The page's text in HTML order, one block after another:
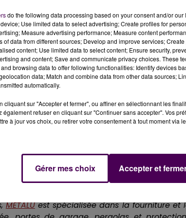
LEGO, une superbe pièce de collection.
les matchs.
.
et il n'y a pas de perdant ! Chaque participant
avec sonballon officiel Sweet FM. Un
jardin et fédérer toute votre communauté de
moments en famille... alors pourquoi hésiter ?
votre chance et vivez, peut-être, un
METALUest spécialisée dans la fourniture et
do the following data processing based on your consent and/or
Use limited data to select advertising; Create profiles for
Measure advertising performance; Measure content
of data from different sources; Develop and improve services;
content; Use limited data to select content; Ensure security,
and content; Save and communicate privacy choices. These
browsing data to offer following functionalities: Identify devices
data; Match and combine data from other data sources;
automatically.
cliquant sur "Accepter et fermer", ou affiner en sélectionnant les
également refuser en cliquant sur "Continuer sans accepter". Vos
à jour vos choix, ou retirer votre consentement à tout moment via
Gérer mes choix Accepter et